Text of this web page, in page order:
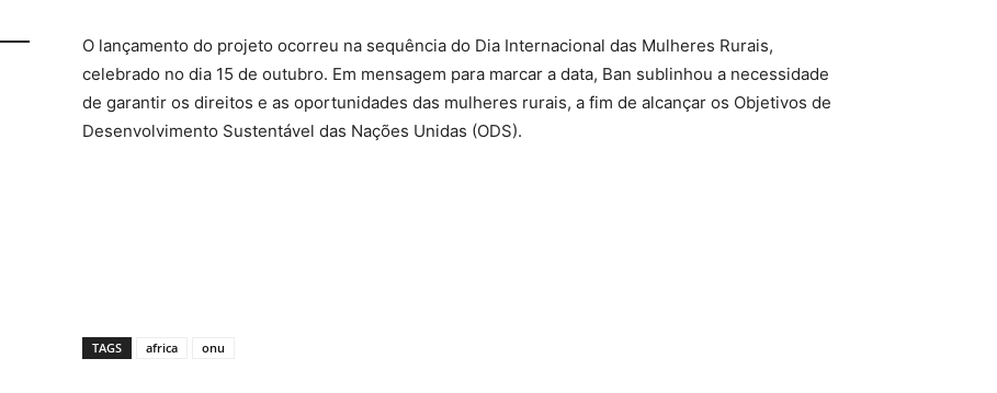
O lançamento do projeto ocorreu na sequência do Dia Internacional das Mulheres Rurais,
celebrado no dia 15 de outubro. Em mensagem para marcar a data, Ban sublinhou a necessidade
de garantir os direitos e as oportunidades das mulheres rurais, a fim de alcançar os Objetivos de
Desenvolvimento Sustentável das Nações Unidas (ODS).
TAGS africa onu